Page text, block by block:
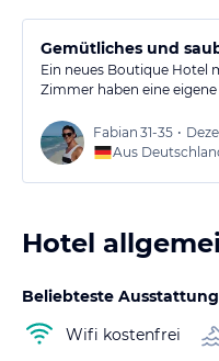
Gemütliches und
Ein neues Boutique Hotel
Zimmer haben eine
Fabian 31-35 •
Aus
Hotel
Beliebteste
Wifi kostenfrei